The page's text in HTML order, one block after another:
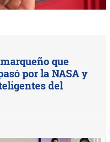
que
por la NASA y
del